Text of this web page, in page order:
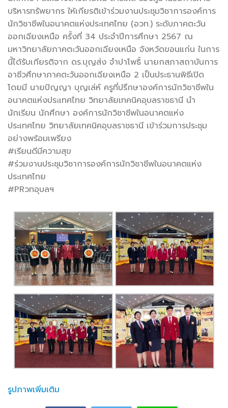
บริหารทรัพยากร ให้เกียรติเข้าร่วมงานประชุมวิชาการองค์การ
นักวิชาชีพในอนาคตแห่งประเทศไทย (อวท.) ระดับภาคตะวัน
ออกเฉียงเหนือ ครั้งที่ 34 ประจำปีการศึกษา 2567 ณ
มหาวิทยาลัยภาคตะวันออกเฉียงเหนือ จังหวัดขอนแก่น ในการ
นี้ได้รับเกียรติจาก ดร.บุญส่ง จำปาโพธิ์ นายกสภาสถาบันการ
อาชีวศึกษาภาคตะวันออกเฉียงเหนือ 2 เป็นประธานพิธีเปิด
โดยมี นายปัญญา บุญเล่ห์ ครูที่ปรึกษาองค์การนักวิชาชีพใน
อนาคตแห่งประเทศไทย วิทยาลัยเทคนิคอุบลราชธานี นำ
นักเรียน นักศึกษา องค์การนักวิชาชีพในอนาคตแห่ง
ประเทศไทย วิทยาลัยเทคนิคอุบลราชธานี เข้าร่วมการประชุม
อย่างพร้อมเพรียง
#เรียนดีมีความสุข
#ร่วมงานประชุมวิชาการองค์การนักวิชาชีพในอนาคตแห่ง
ประเทศไทย
#PRวทอุบลฯ
รูปภาพเพิ่มเติม